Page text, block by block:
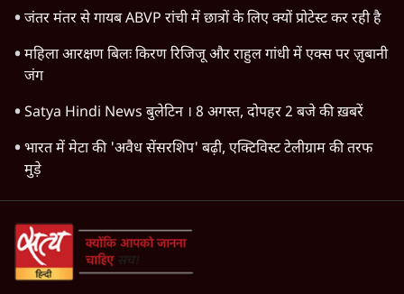
जंतर मंतर से गायब ABVP रांची में छात्रों के लिए क्यों प्रोटेस्ट कर रही है
महिला आरक्षण बिलः किरण रिजिजू और राहुल गांधी में एक्स पर ज़ुबानी
जंग
Satya Hindi News बुलेटिन । 8 अगस्त, दोपहर 2 बजे की ख़बरें
भारत में मेटा की 'अवैध सेंसरशिप' बढ़ी, एक्टिविस्ट टेलीग्राम की तरफ
मुड़े